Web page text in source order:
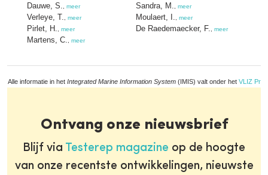
Dauwe, S. meer
Verleye, T. meer
Pirlet, H. meer
Martens, C. meer
Sandra, M. meer
Moulaert, I. meer
De Raedemaecker, F. meer
Alle informatie in het Integrated Marine Information System (IMIS) valt onder het VLIZ
Ontvang onze nieuwsbrief
Blijf via Testerep magazine op de hoogte
van onze recentste ontwikkelingen, nieuwste